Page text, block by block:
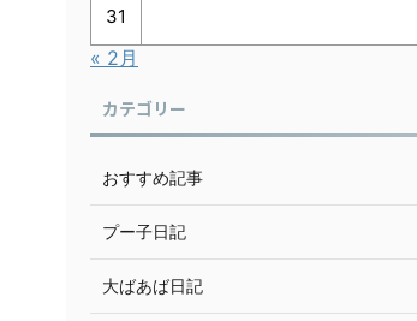
31
« 2月
カテゴリー
おすすめ記事
プー子日記
大ばあば日記